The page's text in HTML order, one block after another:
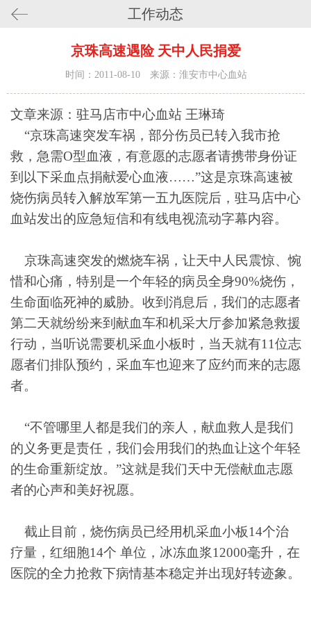
工作动态
京珠高速遇险 天中人民捐爱
时间：2011-08-10 来源：淮安市中心血站
文章来源：驻马店市中心血站 王琳琦
“京珠高速突发车祸，部分伤员已转入我市抢
救，急需O型血液，有意愿的志愿者请携带身份证
到以下采血点捐献爱心血液……”这是京珠高速被
烧伤病员转入解放军第一五九医院后，驻马店中心
血站发出的应急短信和有线电视流动字幕内容。
京珠高速突发的燃烧车祸，让天中人民震惊、惋
惜和心痛，特别是一个年轻的病员全身90%烧伤，
生命面临死神的威胁。收到消息后，我们的志愿者
第二天就纷纷来到献血车和机采大厅参加紧急救援
行动，当听说需要机采血小板时，当天就有11位志
愿者们排队预约，采血车也迎来了应约而来的志愿
者。
“不管哪里人都是我们的亲人，献血救人是我们
的义务更是责任，我们会用我们的热血让这个年轻
的生命重新绽放。”这就是我们天中无偿献血志愿
者的心声和美好祝愿。
截止目前，烧伤病员已经用机采血小板14个治
疗量，红细胞14个 单位，冰冻血浆12000毫升，在
医院的全力抢救下病情基本稳定并出现好转迹象。